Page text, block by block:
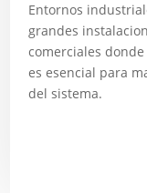
Entornos
grandes
comerciales
es esencial para
del sistema.